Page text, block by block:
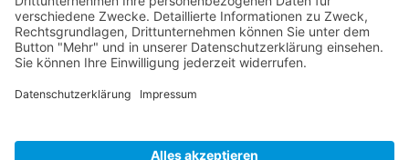
*auf Anfrage 3x im Monat
© Copyright 2024 - Villa Bella |Cookie-